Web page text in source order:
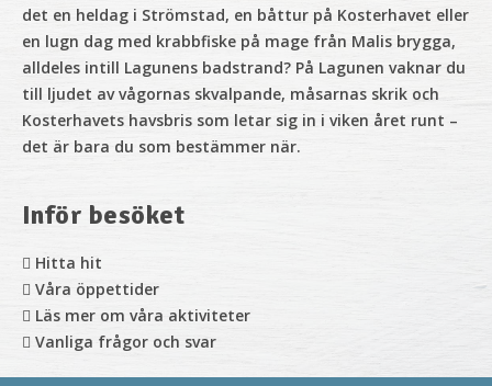
det en heldag i Strömstad, en båttur på Kosterhavet eller
en lugn dag med krabbfiske på mage från Malis brygga,
alldeles intill Lagunens badstrand? På Lagunen vaknar du
till ljudet av vågornas skvalpande, måsarnas skrik och
Kosterhavets havsbris som letar sig in i viken året runt –
det är bara du som bestämmer när.
Inför besöket
Hitta hit
Våra öppettider
Läs mer om våra aktiviteter
Vanliga frågor och svar